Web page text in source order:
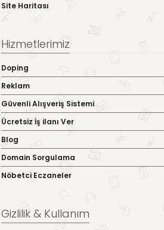
Site Haritası
Hizmetlerimiz
Doping
Reklam
Güvenli Alışveriş Sistemi
Ücretsiz İş ilanı Ver
Blog
Domain Sorgulama
Nöbetci Eczaneler
Gizlilik & Kullanım